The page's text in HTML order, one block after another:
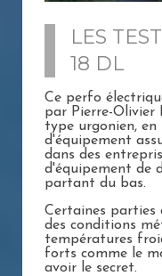
LES
18 DL
Ce perfo
par Pierre-Olivier
type urgonien, en
d'équipement
dans des
d'équipement de
partant du bas.
Certaines parties
des conditions
températures
forts comme le
avoir le secret.